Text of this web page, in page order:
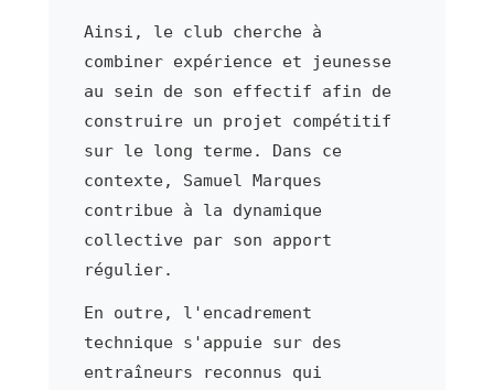
Ainsi, le club cherche à
combiner expérience et jeunesse
au sein de son effectif afin de
construire un projet compétitif
sur le long terme. Dans ce
contexte, Samuel Marques
contribue à la dynamique
collective par son apport
régulier.
En outre, l'encadrement
technique s'appuie sur des
entraîneurs reconnus qui